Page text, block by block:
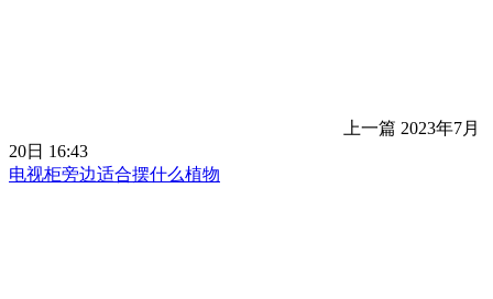
上一篇 2023年7月
20日 16:43
电视柜旁边适合摆什么植物